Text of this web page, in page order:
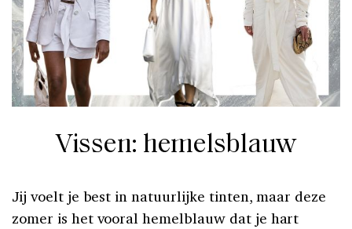
Vissen: hemelsblauw
Jij voelt je best in natuurlijke tinten, maar deze
zomer is het vooral hemelblauw dat je hart